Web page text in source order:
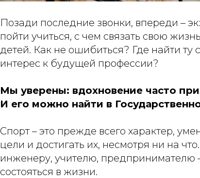
Позади последние звонки, впереди –
пойти учиться, с чем связать свою
детей. Как не ошибиться? Где найти ту
интерес к будущей профессии?
Мы уверены: вдохновение часто
И его можно найти в
Спорт – это прежде всего характер,
цели и достигать их, несмотря ни на
инженеру, учителю, предпринимателю
состояться в жизни.